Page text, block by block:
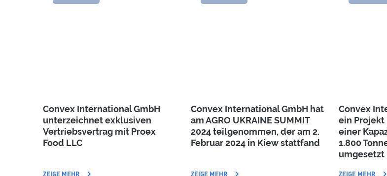
Convex International GmbH
unterzeichnet exklusiven
Vertriebsvertrag mit Proex
Food LLC
ZEIGE MEHR
Convex International GmbH hat
am AGRO UKRAINE SUMMIT
2024 teilgenommen, der am 2.
Februar 2024 in Kiew stattfand
ZEIGE MEHR
Convex
ein
einer
1.800
umgesetzt
ZEIGE MEHR